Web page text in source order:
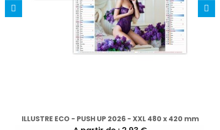
ILLUSTRE ECO - PUSH UP 2026 - XXL 480 x 420 mm